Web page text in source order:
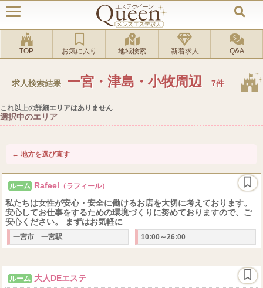
TOP お気に入り 地域検索 新着求人 Q&A
求人検索結果 一宮・津島・小牧周辺 7件
これ以上の詳細エリアはありません
選択中のエリア
← 地方を選び直す
ルーム Rafeel （ラフィール）
私たちは女性が安心・安全に働けるお店を大切に考えております。
安心してお仕事をするための環境づくりに努めておりますので、ご
安心ください。 まずはお気軽に
一宮市 一宮駅 10:00～26:00
ルーム 大人DEエステ